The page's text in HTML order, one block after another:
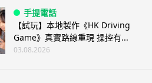
手提電話
【試玩】本地製作《HK Driving
Game》真實路線重現 操控有...
03.08.2026